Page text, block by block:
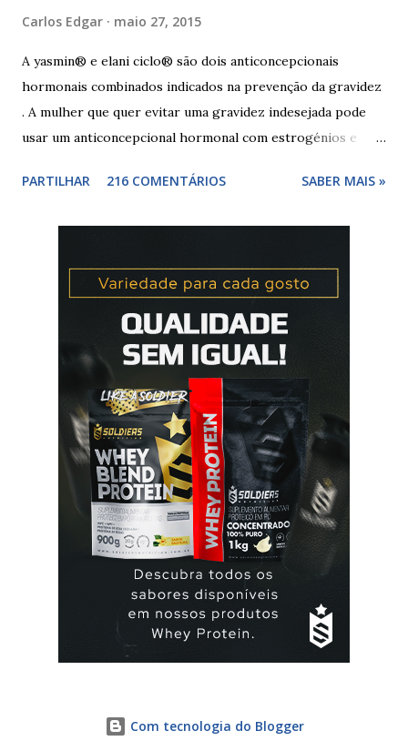
Carlos Edgar maio 27, 2015
A yasmin® e elani ciclo® são dois anticoncepcionais
hormonais combinados indicados na prevenção da gravidez
. A mulher que quer evitar uma gravidez indesejada pode
usar um anticoncepcional hormonal com estrogénios e
para não correr riscos. Os anticoncepcionais yasmin® e
mulher deve tomar um comprimido por dia, seguindo
a ordem da cartela ou blister. No final da cartela ou blister
deve fazer uma pausa de 7 dias, para menstruar. A mulher
que usa a elani ciclo® pode ter que tomar seguida, deve
seguir a recomendação de seu médico. A yasmin® e elani
ciclo® são iguais? Sim são, ambas as pílulas têm a
mesma composição hormonal, apesar da yasmin ® ter
menos comprimidos, 21 comprimidos por carte...
PARTILHAR 216 COMENTÁRIOS SABER MAIS »
Com tecnologia do Blogger